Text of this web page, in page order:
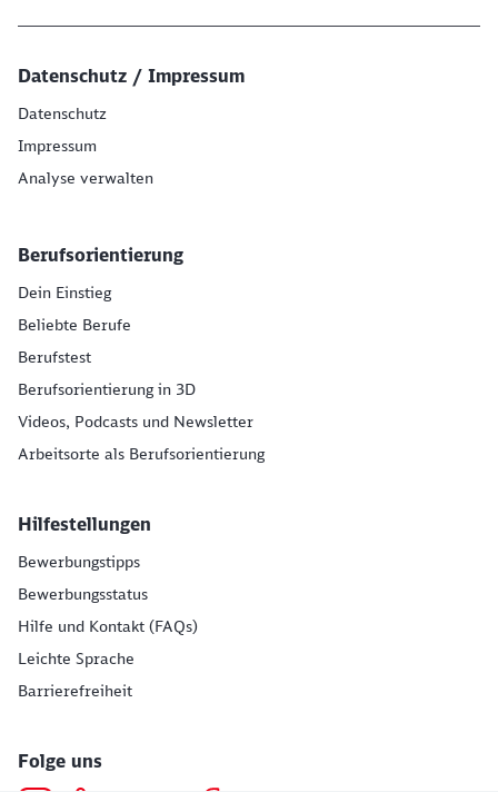
Datenschutz / Impressum
Datenschutz
Impressum
Analyse verwalten
Berufsorientierung
Dein Einstieg
Beliebte Berufe
Berufstest
Berufsorientierung in 3D
Videos, Podcasts und Newsletter
Arbeitsorte als Berufsorientierung
Hilfestellungen
Bewerbungstipps
Bewerbungsstatus
Hilfe und Kontakt (FAQs)
Leichte Sprache
Barrierefreiheit
Folge uns